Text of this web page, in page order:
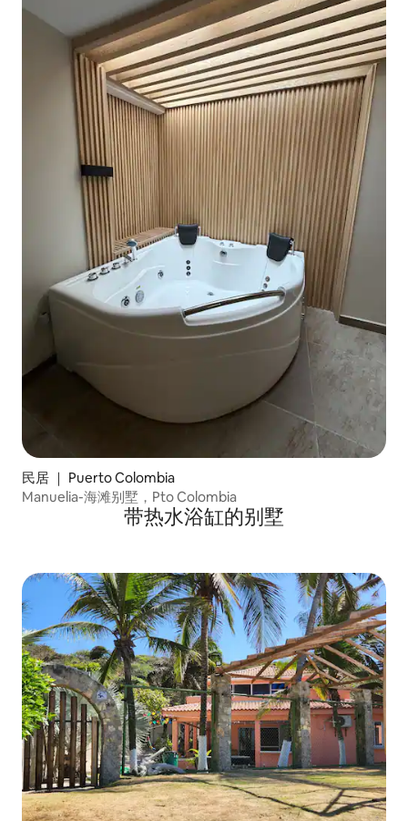
民居 ｜ Puerto Colombia
Manuelia-海滩别墅，Pto Colombia
带热水浴缸的别墅